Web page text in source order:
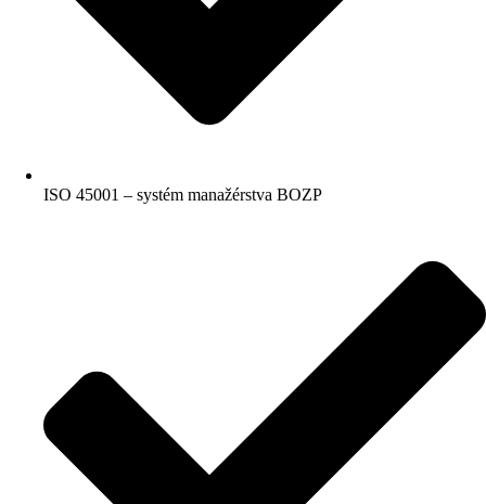
ISO 45001 – systém manažérstva BOZP